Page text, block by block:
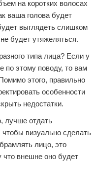
на коротких волосах
ваша голова будет
выглядеть слишком
будет утяжеляться.
типа лица? Если у
по этому поводу, то вам
этого, правильно
особенности
недостатки.
лучше отдать
визуально сделать
лицо, это
что внешне оно будет